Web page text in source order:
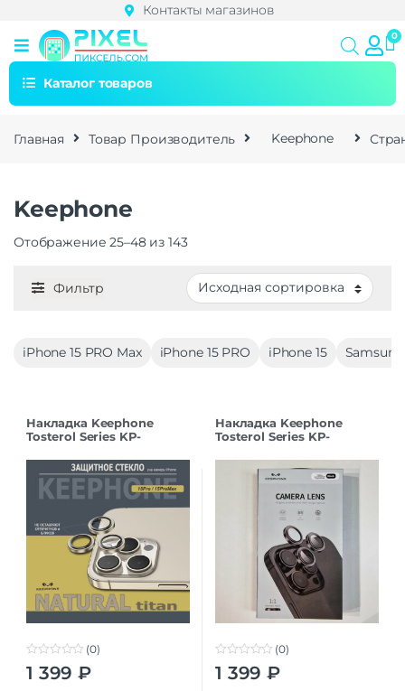
Контакты магазинов
Каталог товаров
Главная Товар Производитель Keephone
Keephone
Отображение 25–48 из 143
Фильтр
iPhone 15 PRO Max iPhone 15 PRO iPhone 15
Накладка Keephone
Tosterol Series KP-
Max blue
0
(0)
1 399 ₽
Накладка Keephone
Tosterol Series KP-
Max black
0
(0)
1 399 ₽